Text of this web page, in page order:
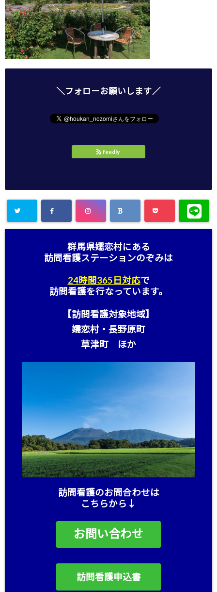
＼フォローお願いします／
feedly
群馬県嬬恋村にある
訪問看護ステーションのぞみは
24時間365日対応で
訪問看護を行なっています。
【訪問看護対象地域】
嬬恋村・長野原町
草津町 ほか
訪問看護のお問合わせは
こちらから↓
お問い合わせ
訪問看護申込書